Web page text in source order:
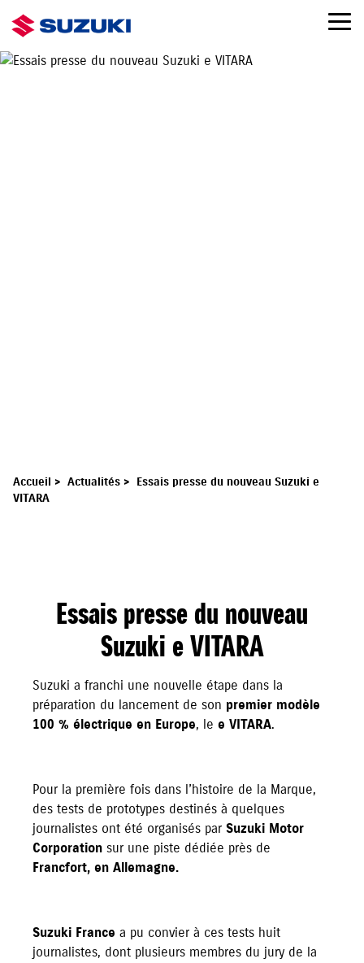
Accueil > Actualités > Essais presse du nouveau Suzuki e
VITARA
Essais presse du nouveau
Suzuki e VITARA
Suzuki a franchi une nouvelle étape dans la
préparation du lancement de son premier modèle
100 % électrique en Europe, le e VITARA.
Pour la première fois dans l’histoire de la Marque,
des tests de prototypes destinés à quelques
journalistes ont été organisés par Suzuki Motor
Corporation sur une piste dédiée près de
Francfort, en Allemagne.
Suzuki France a pu convier à ces tests huit
journalistes, dont plusieurs membres du jury de la